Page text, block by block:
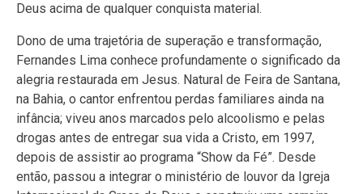
Deus acima de qualquer conquista material.
Dono de uma trajetória de superação e transformação,
Fernandes Lima conhece profundamente o significado da
alegria restaurada em Jesus. Natural de Feira de Santana,
na Bahia, o cantor enfrentou perdas familiares ainda na
infância; viveu anos marcados pelo alcoolismo e pelas
drogas antes de entregar sua vida a Cristo, em 1997,
depois de assistir ao programa “Show da Fé”. Desde
então, passou a integrar o ministério de louvor da Igreja